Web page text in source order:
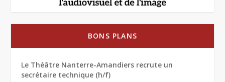
BONS PLANS
Le Théâtre Nanterre-Amandiers recrute un
secrétaire technique (h/f)